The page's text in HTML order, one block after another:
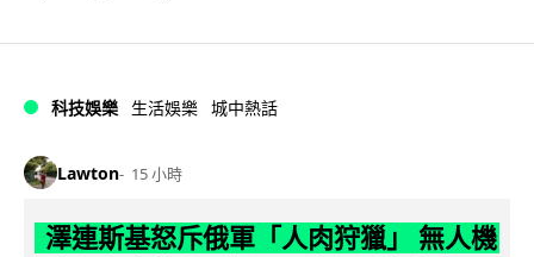
科技娛樂 生活娛樂 城中熱話
Lawton 15 小時
澤連斯基怒斥俄軍「人肉狩獵」 無人機